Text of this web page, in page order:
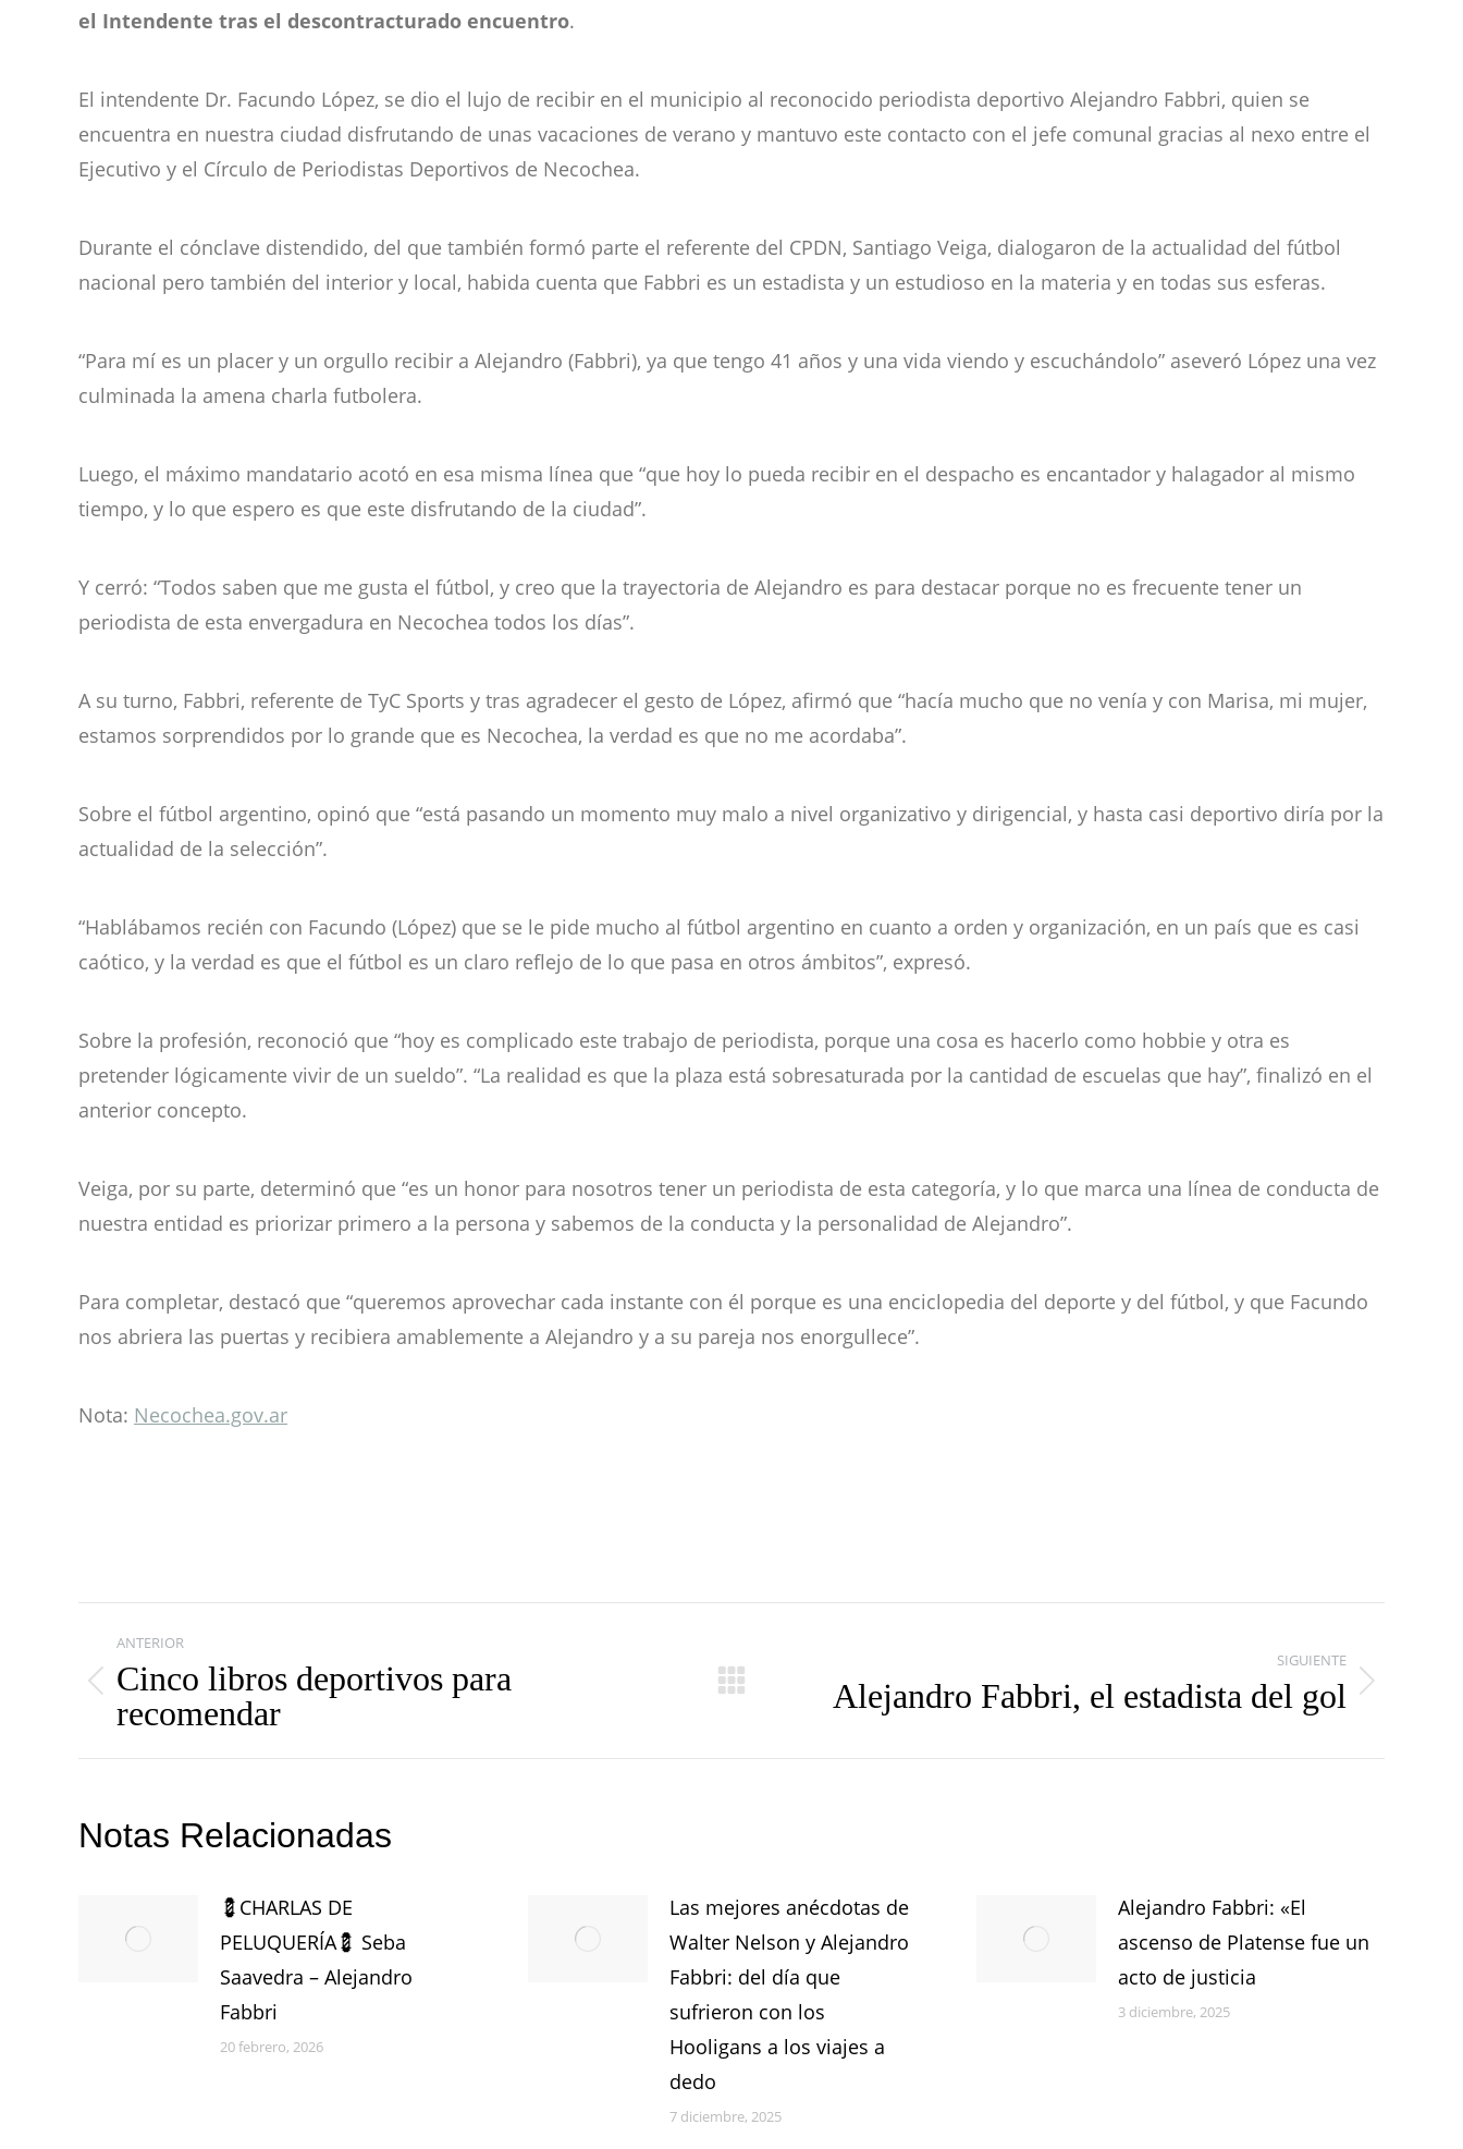
el Intendente tras el descontracturado encuentro.
El intendente Dr. Facundo López, se dio el lujo de recibir en el municipio al reconocido periodista deportivo Alejandro Fabbri, quien se
encuentra en nuestra ciudad disfrutando de unas vacaciones de verano y mantuvo este contacto con el jefe comunal gracias al nexo entre el
Ejecutivo y el Círculo de Periodistas Deportivos de Necochea.
Durante el cónclave distendido, del que también formó parte el referente del CPDN, Santiago Veiga, dialogaron de la actualidad del fútbol
nacional pero también del interior y local, habida cuenta que Fabbri es un estadista y un estudioso en la materia y en todas sus esferas.
“Para mí es un placer y un orgullo recibir a Alejandro (Fabbri), ya que tengo 41 años y una vida viendo y escuchándolo” aseveró López una vez
culminada la amena charla futbolera.
Luego, el máximo mandatario acotó en esa misma línea que “que hoy lo pueda recibir en el despacho es encantador y halagador al mismo
tiempo, y lo que espero es que este disfrutando de la ciudad”.
Y cerró: “Todos saben que me gusta el fútbol, y creo que la trayectoria de Alejandro es para destacar porque no es frecuente tener un
periodista de esta envergadura en Necochea todos los días”.
A su turno, Fabbri, referente de TyC Sports y tras agradecer el gesto de López, afirmó que “hacía mucho que no venía y con Marisa, mi mujer,
estamos sorprendidos por lo grande que es Necochea, la verdad es que no me acordaba”.
Sobre el fútbol argentino, opinó que “está pasando un momento muy malo a nivel organizativo y dirigencial, y hasta casi deportivo diría por la
actualidad de la selección”.
“Hablábamos recién con Facundo (López) que se le pide mucho al fútbol argentino en cuanto a orden y organización, en un país que es casi
caótico, y la verdad es que el fútbol es un claro reflejo de lo que pasa en otros ámbitos”, expresó.
Sobre la profesión, reconoció que “hoy es complicado este trabajo de periodista, porque una cosa es hacerlo como hobbie y otra es
pretender lógicamente vivir de un sueldo”. “La realidad es que la plaza está sobresaturada por la cantidad de escuelas que hay”, finalizó en el
anterior concepto.
Veiga, por su parte, determinó que “es un honor para nosotros tener un periodista de esta categoría, y lo que marca una línea de conducta de
nuestra entidad es priorizar primero a la persona y sabemos de la conducta y la personalidad de Alejandro”.
Para completar, destacó que “queremos aprovechar cada instante con él porque es una enciclopedia del deporte y del fútbol, y que Facundo
nos abriera las puertas y recibiera amablemente a Alejandro y a su pareja nos enorgullece”.
Nota: Necochea.gov.ar
Navegación
entre
publicaciones
ANTERIOR
Publicación
anterior:
Cinco libros deportivos para
recomendar
SIGUIENTE
Publicación
Alejandro Fabbri, el estadista del gol
Notas Relacionadas
💈CHARLAS DE
PELUQUERÍA💈 Seba
Saavedra – Alejandro
Fabbri
20 febrero, 2026
Las mejores anécdotas de
Walter Nelson y Alejandro
Fabbri: del día que
sufrieron con los
Hooligans a los viajes a
dedo
7 diciembre, 2025
Alejandro Fabbri: «El
ascenso de Platense fue un
acto de justicia
3 diciembre, 2025